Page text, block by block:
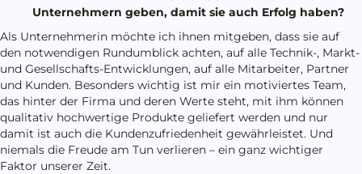
Unternehmern geben, damit sie auch Erfolg haben?
Als Unternehmerin möchte ich ihnen mitgeben, dass sie auf
den notwendigen Rundumblick achten, auf alle Technik-, Markt-
und Gesellschafts-Entwicklungen, auf alle Mitarbeiter, Partner
und Kunden. Besonders wichtig ist mir ein motiviertes Team,
das hinter der Firma und deren Werte steht, mit ihm können
qualitativ hochwertige Produkte geliefert werden und nur
damit ist auch die Kundenzufriedenheit gewährleistet. Und
niemals die Freude am Tun verlieren – ein ganz wichtiger
Faktor unserer Zeit.